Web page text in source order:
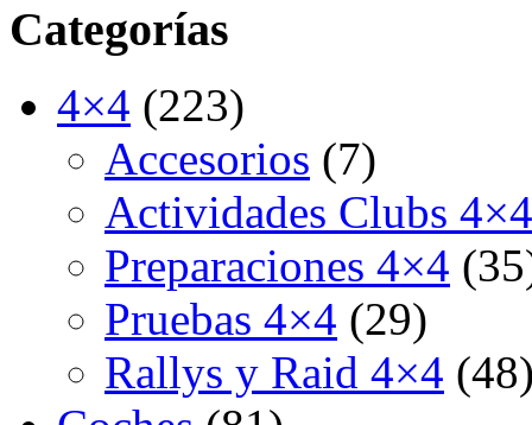
Categorías
4×4 (223)
Accesorios (7)
Actividades Clubs 4×4
Preparaciones 4×4
Pruebas 4×4 (29)
Rallys y Raid 4×4